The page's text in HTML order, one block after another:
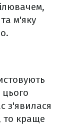
м'яку
з'явилася
то краще